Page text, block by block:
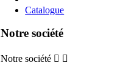
Catalogue
Notre société
Notre société  